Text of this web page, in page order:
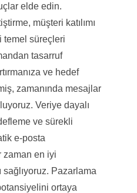
elde edin.
müşteri katılımı
temel süreçleri
tasarruf
ve hedef
zamanında mesajlar
Veriye dayalı
ve sürekli
e-posta
zaman en iyi
sağlıyoruz. Pazarlama
ortaya